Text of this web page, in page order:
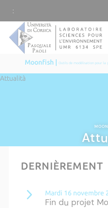
:
Moonfish |Outils de modélisation pour la
Attualità
DERNIÈREMENT
Mardi 16 novembre
Fin du projet